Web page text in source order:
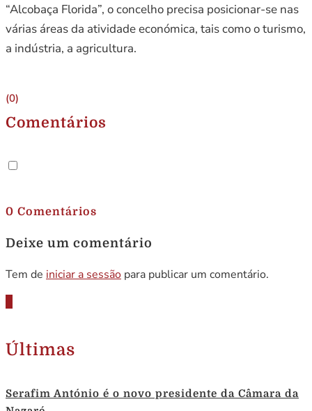
“Alcobaça Florida”, o concelho precisa posicionar-se nas
várias áreas da atividade económica, tais como o turismo,
a indústria, a agricultura.
(0)
Comentários
0 Comentários
Deixe um comentário
Tem de iniciar a sessão para publicar um comentário.
Últimas
Serafim António é o novo presidente da Câmara da